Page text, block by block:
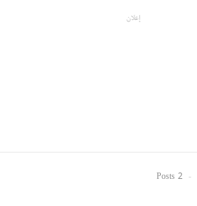
إعلان
2 Posts